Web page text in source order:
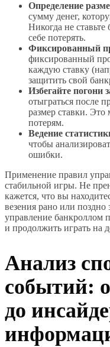
Определение
сумму денег,
Никогда не
себе потерять.
Фиксированный
фиксированный
каждую ставку
защитить свой
Избегайте
отыграться после
размер ставки.
потерям.
Ведение
чтобы
ошибки.
Применение правил
стабильной игры. Не
кажется, что вы
везения рано или поздно
управление банкроллом
и продолжить играть на
Анализ
событий:
до